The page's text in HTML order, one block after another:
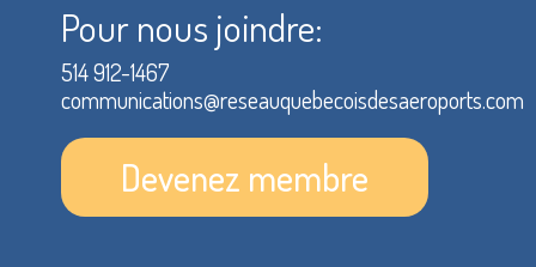
Pour nous joindre:
514 912-1467
communications@reseauquebecoisdesaeroports.com
Devenez membre